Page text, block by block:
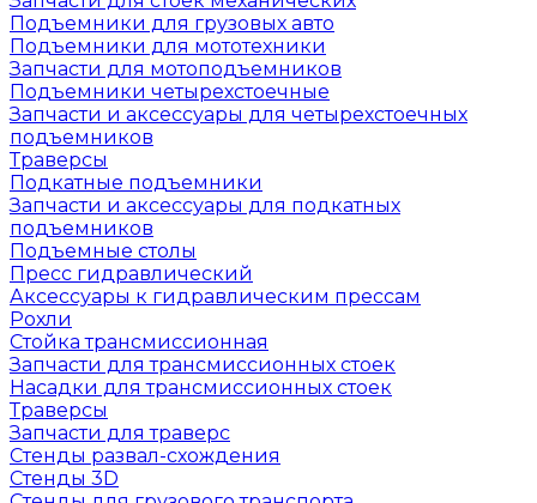
Подъемники для грузовых авто
Подъемники для мототехники
Запчасти для мотоподъемников
Подъемники четырехстоечные
Запчасти и аксессуары для четырехстоечных
подъемников
Траверсы
Подкатные подъемники
Запчасти и аксессуары для подкатных
подъемников
Подъемные столы
Пресс гидравлический
Аксессуары к гидравлическим прессам
Рохли
Стойка трансмиссионная
Запчасти для трансмиссионных стоек
Насадки для трансмиссионных стоек
Траверсы
Запчасти для траверс
Стенды развал-схождения
Стенды 3D